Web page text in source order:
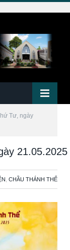
Tư, ngày
21.05.2025
CHẦU THÁNH THỂ